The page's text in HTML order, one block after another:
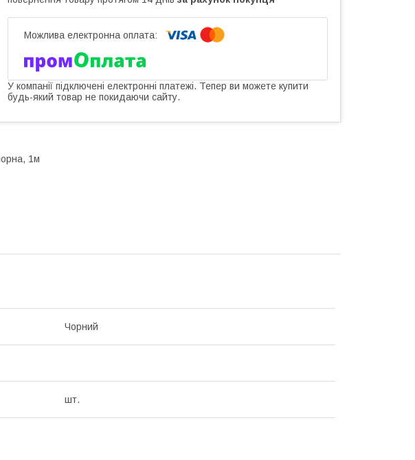
У компанії підключені електронні платежі. Тепер ви можете купити
будь-який товар не покидаючи сайту.
1м
Чорний
шт.